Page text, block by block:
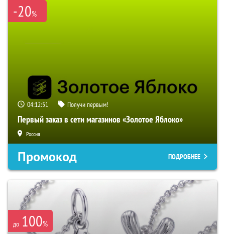
-20%
04:12:49 Получи первым!
Первый заказ в сети магазинов «Золотое Яблоко»
Россия
Промокод ПОДРОБНЕЕ
до 100%